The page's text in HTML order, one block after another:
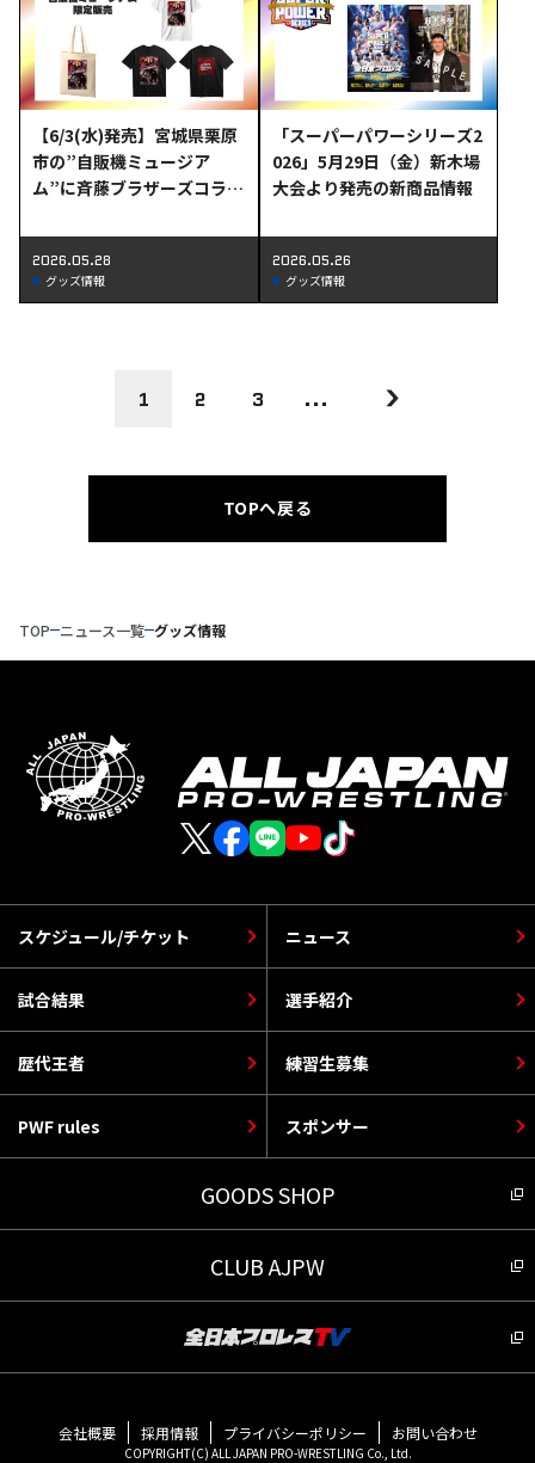
【6/3(水)発売】宮城県栗原
市の”自販機ミュージア
ム”に斉藤ブラザーズコラボ
2026.05.28
グッズ情報
「スーパーパワーシリーズ2
026」5月29日（金）新木場
大会より発売の新商品情報
2026.05.26
グッズ情報
1 2 3 ...
TOPへ戻る
TOP ニュース一覧 グッズ情報
スケジュール/チケット
選手紹介
PWF rules
ニュース
歴代王者
スポンサー
試合結果
練習生募集
GOODS SHOP
CLUB AJPW
会社概要 採用情報 プライバシーポリシー お問い合わせ
COPYRIGHT(C) ALL JAPAN PRO-WRESTLING Co., Ltd.